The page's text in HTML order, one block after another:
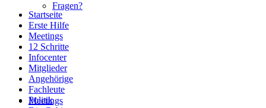
Fragen?
Meetings
Startseite
Erste Hilfe
Meetings
12 Schritte
Infocenter
Mitglieder
Angehörige
Fachleute
Politik